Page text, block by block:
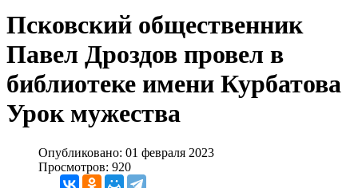
Псковский общественник
Павел Дроздов провел в
библиотеке имени Курбатова
Урок мужества
Опубликовано: 01 февраля 2023
Просмотров: 920